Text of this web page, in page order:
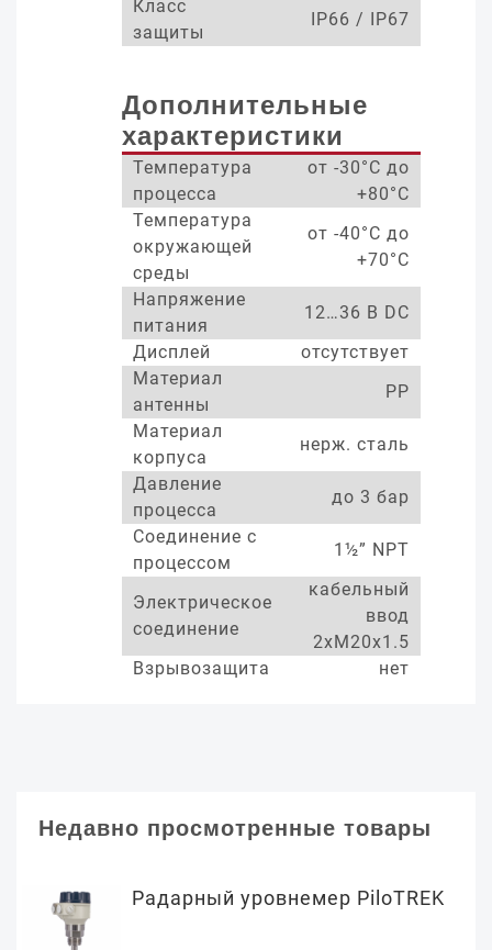
Класс
защиты
IP66 / IP67
Дополнительные
характеристики
Температура
процесса
от -30°С до
+80°С
Температура
окружающей
среды
от -40°С до
+70°С
Напряжение
питания
12…36 В DC
Дисплей
отсутствует
Материал
антенны
PP
Материал
корпуса
нерж. сталь
Давление
процесса
до 3 бар
Соединение с
процессом
1½” NPT
Электрическое
соединение
кабельный
ввод
2xM20x1.5
Взрывозащита
нет
Недавно просмотренные товары
Радарный уровнемер PiloTREK